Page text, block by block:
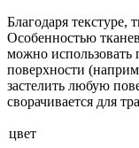
Благодаря текстуре,
Особенностью
можно использовать
поверхности
застелить любую
сворачивается для
цвет